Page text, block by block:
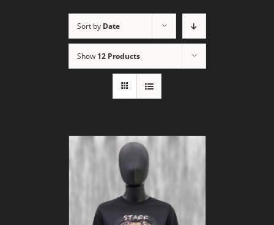
Sort by Date
Show 12 Products